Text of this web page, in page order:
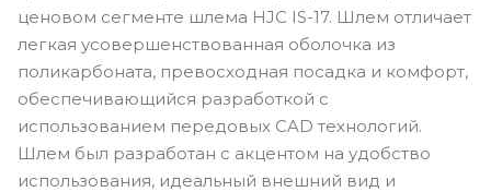
ценовом сегменте шлема HJC IS-17. Шлем отличает
легкая усовершенствованная оболочка из
поликарбоната, превосходная посадка и комфорт,
обеспечивающийся разработкой с
использованием передовых CAD технологий.
Шлем был разработан с акцентом на удобство
использования, идеальный внешний вид и